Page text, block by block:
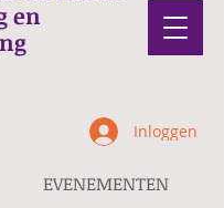
en
Inloggen
EVENEMENTEN